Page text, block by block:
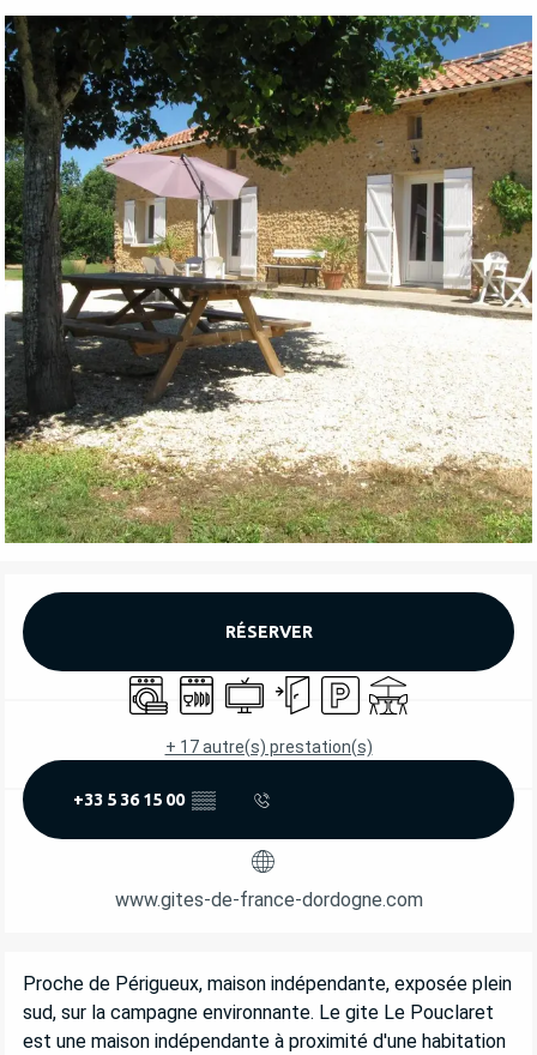
OUVERTURE ET COORDONNÉES
RÉSERVER
Lave lingeLave vaisselle
TélévisionEntrée indépendante
ParkingTerrasse
+ 17 autre(s) prestation(s)
+33 5 36 15 00 ▒▒
www.gites-de-france-dordogne.com
DESCRIPTION
Proche de Périgueux, maison indépendante, exposée plein
sud, sur la campagne environnante. Le gite Le Pouclaret
est une maison indépendante à proximité d'une habitation